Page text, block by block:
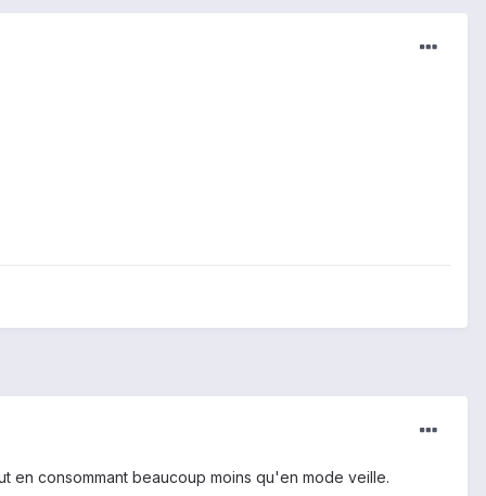
en consommant beaucoup moins qu'en mode veille.